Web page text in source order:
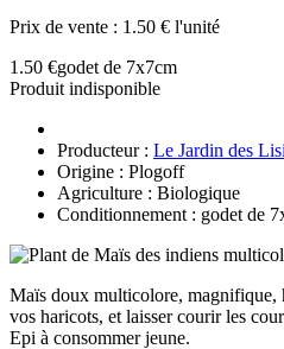
Prix de vente : 1.50 € l'unité
1.50 €godet de 7x7cm
Produit indisponible
Producteur : Le Jardin des
Origine : Plogoff
Agriculture : Biologique
Conditionnement : godet de
Maïs doux multicolore, magnifique,
vos haricots, et laisser courir les
Epi à consommer jeune.